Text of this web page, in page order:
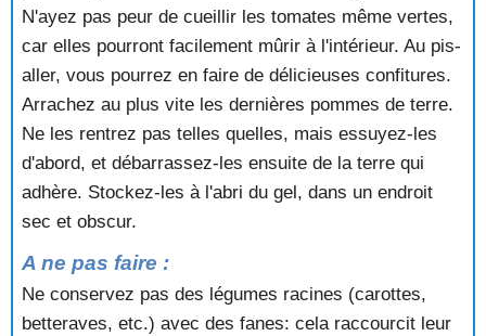
N'ayez pas peur de cueillir les tomates même vertes,
car elles pourront facilement mûrir à l'intérieur. Au pis-
aller, vous pourrez en faire de délicieuses confitures.
Arrachez au plus vite les dernières pommes de terre.
Ne les rentrez pas telles quelles, mais essuyez-les
d'abord, et débarrassez-les ensuite de la terre qui
adhère. Stockez-les à l'abri du gel, dans un endroit
sec et obscur.
A ne pas faire :
Ne conservez pas des légumes racines (carottes,
betteraves, etc.) avec des fanes: cela raccourcit leur